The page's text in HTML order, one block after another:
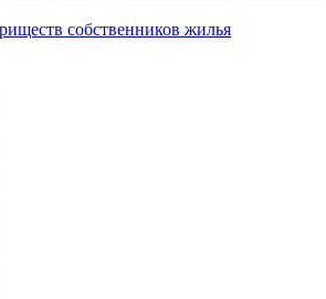
собственников жилья